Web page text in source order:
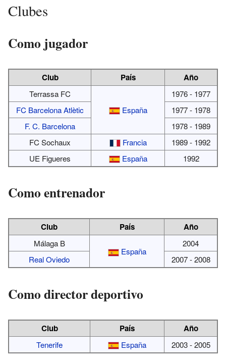
Clubes
Como jugador
Club País Año
Terrassa FC
España
1976 - 1977
FC Barcelona Atlètic
1977 - 1978
F. C. Barcelona
1978 - 1989
FC Sochaux
Francia
1989 - 1992
UE Figueres
España 1992
Como entrenador
Club País Año
Málaga B
España
2004
Real Oviedo
2007 - 2008
Como director deportivo
Club País Año
Tenerife España 2003 - 2005